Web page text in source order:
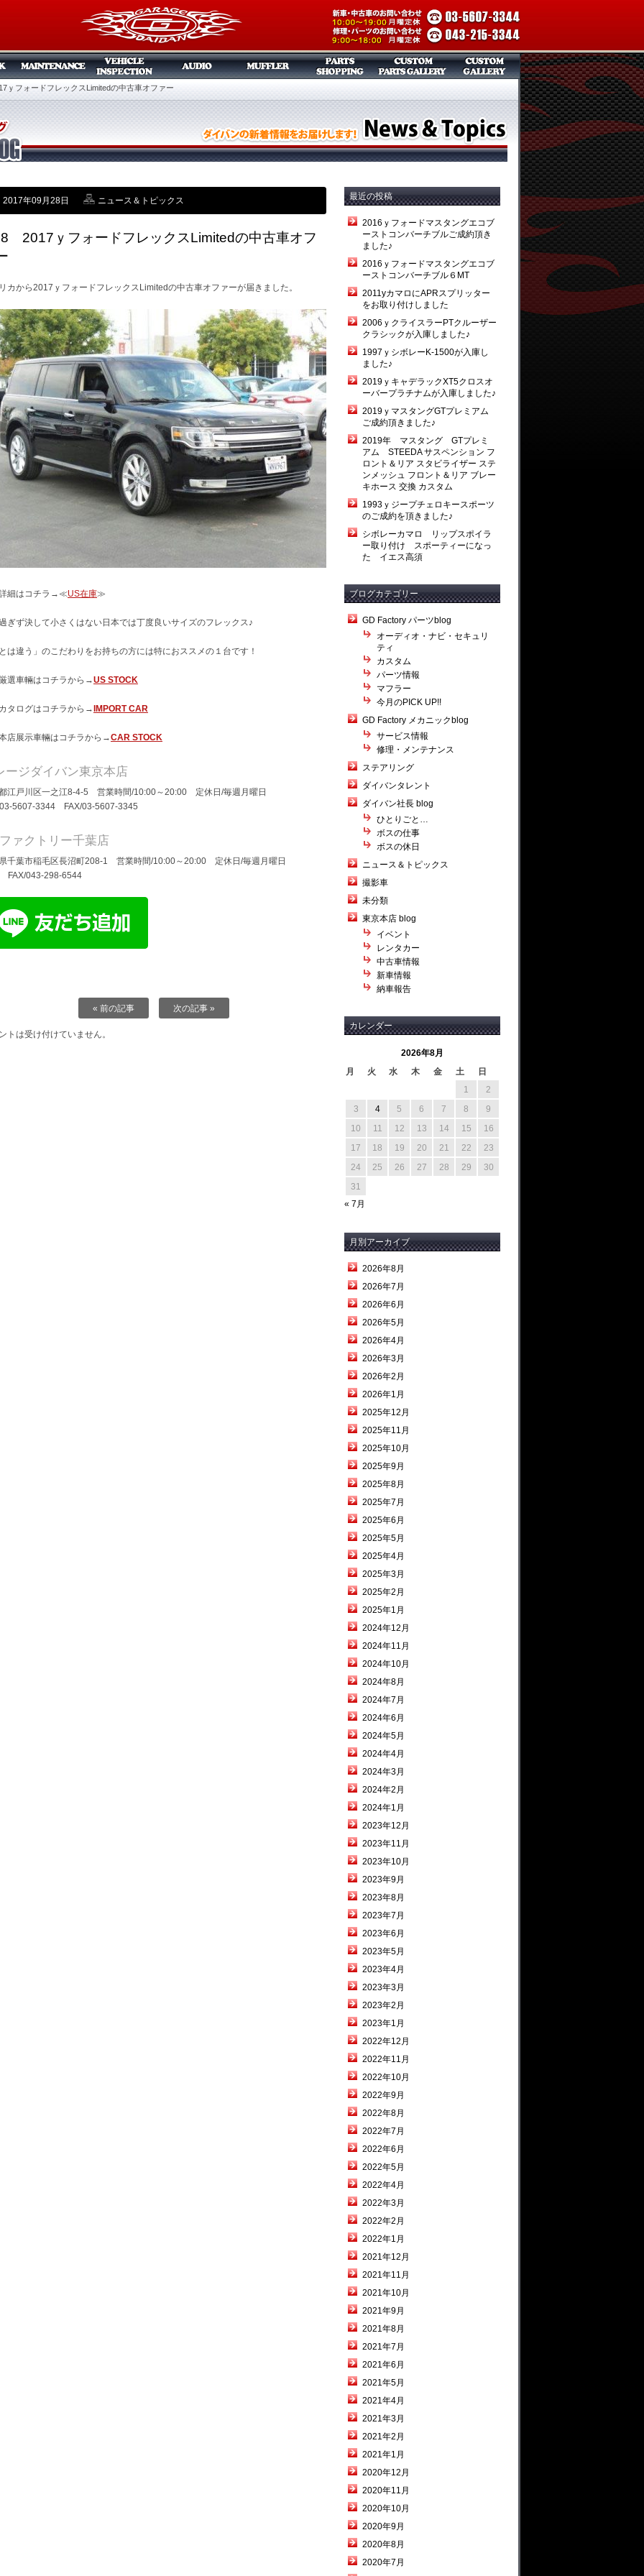
ｙフォードフレックスLimitedの中古車オファー
2017年09月28日 ニュース＆トピックス
2017ｙフォードフレックスLimitedの中古車オフ
カから2017ｙフォードフレックスLimitedの中古車オファーが届きました。
細はコチラ→≪US在庫≫
ぎず決して小さくはない日本では丁度良いサイズのフレックス♪
は違う」のこだわりをお持ちの方には特におススメの１台です！
選車輛はコチラから→US STOCK
タログはコチラから→ IMPORT CAR
店展示車輛はコチラから→CAR STOCK
ージダイバン東京本店
江戸川区一之江8-4-5 営業時間/10:00～20:00 定休日/毎週月曜日
5607-3344 FAX/03-5607-3345
ァクトリー千葉店
千葉市稲毛区長沼町208-1 営業時間/10:00～20:00 定休日/毎週月曜日
FAX/043-298-6544
« 前の記事 次の記事 »
トは受け付けていません。
最近の投稿
2016ｙフォードマスタングエコブ
ーストコンバーチブルご成約頂き
ました♪
2016ｙフォードマスタングエコブ
ーストコンバーチブル６MT
2011yカマロにAPRスプリッター
をお取り付けしました
2006ｙクライスラーPTクルーザー
クラシックが入庫しました♪
1997ｙシボレーK-1500が入庫し
ました♪
2019ｙキャデラックXT5クロスオ
ーバープラチナムが入庫しました♪
2019ｙマスタングGTプレミアム
ご成約頂きました♪
2019年 マスタング GTプレミ
アム STEEDA サスペンション フ
ロント＆リア スタビライザー ステ
ンメッシュ フロント＆リア ブレー
キホース 交換 カスタム
1993ｙジープチェロキースポーツ
のご成約を頂きました♪
シボレーカマロ リップスポイラ
ー取り付け スポーティーになっ
た イエス高須
ブログカテゴリー
GD Factory パーツblog
オーディオ・ナビ・セキュリ
ティ
カスタム
パーツ情報
マフラー
今月のPICK UP!!
GD Factory メカニックblog
サービス情報
修理・メンテナンス
ステアリング
ダイバンタレント
ダイバン社長 blog
ひとりごと…
ボスの仕事
ボスの休日
ニュース＆トピックス
撮影車
未分類
東京本店 blog
イベント
レンタカー
中古車情報
新車情報
納車報告
カレンダー
2026年8月
月
火 水 木 金 土
日
1
2
3
4 5 6 7 8
9
10
11 12 13 14 15
16
17
18 19 20 21 22
23
24
25 26 27 28 29
30
31
« 7月
月別アーカイブ
2026年8月
2026年7月
2026年6月
2026年5月
2026年4月
2026年3月
2026年2月
2026年1月
2025年12月
2025年11月
2025年10月
2025年9月
2025年8月
2025年7月
2025年6月
2025年5月
2025年4月
2025年3月
2025年2月
2025年1月
2024年12月
2024年11月
2024年10月
2024年8月
2024年7月
2024年6月
2024年5月
2024年4月
2024年3月
2024年2月
2024年1月
2023年12月
2023年11月
2023年10月
2023年9月
2023年8月
2023年7月
2023年6月
2023年5月
2023年4月
2023年3月
2023年2月
2023年1月
2022年12月
2022年11月
2022年10月
2022年9月
2022年8月
2022年7月
2022年6月
2022年5月
2022年4月
2022年3月
2022年2月
2022年1月
2021年12月
2021年11月
2021年10月
2021年9月
2021年8月
2021年7月
2021年6月
2021年5月
2021年4月
2021年3月
2021年2月
2021年1月
2020年12月
2020年11月
2020年10月
2020年9月
2020年8月
2020年7月